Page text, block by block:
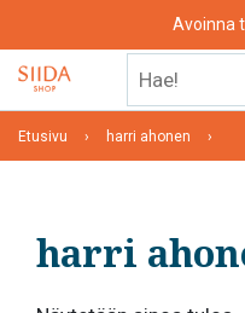
content
Avoinna
Etusivu harri ahonen
harri